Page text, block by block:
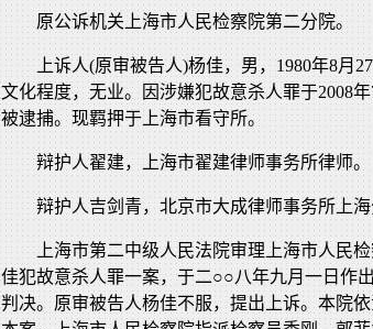
原公诉机关上海市人民检察院第二分院。
上诉人(原审被告人)杨佳，男，1980年8月
文化程度，无业。因涉嫌犯故意杀人罪于2008
被逮捕。现羁押于上海市看守所。
辩护人翟建，上海市翟建律师事务所律师。
辩护人吉剑青，北京市大成律师事务所上
上海市第二中级人民法院审理上海市人民
佳犯故意杀人罪一案，于二○○八年九月一日作
判决。原审被告人杨佳不服，提出上诉。本院